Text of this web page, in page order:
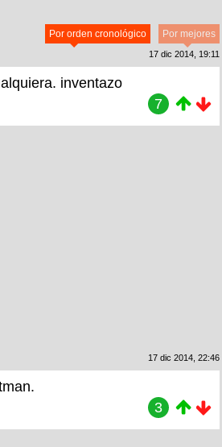
Por mejores
Por orden cronológico
17 dic 2014, 19:11
inventazo
7
17 dic 2014, 22:46
3